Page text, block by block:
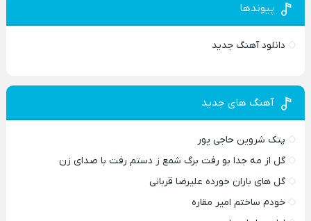
پیوندها
دانلود آهنگ جدید
آهنگ های جدید
پتک شروین حاجی پور
گل از مه جدا بو رفت برگ شمع ز دستم رفت با صدای زن
گل های باران خورده علیرضا قربانی
خودم ساختم امیر مقاره